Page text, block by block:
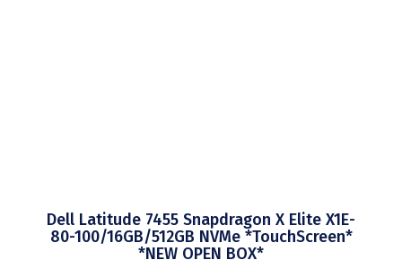
Dell Latitude 7455 Snapdragon X Elite X1E-
80-100/16GB/512GB NVMe *TouchScreen*
*NEW OPEN BOX*